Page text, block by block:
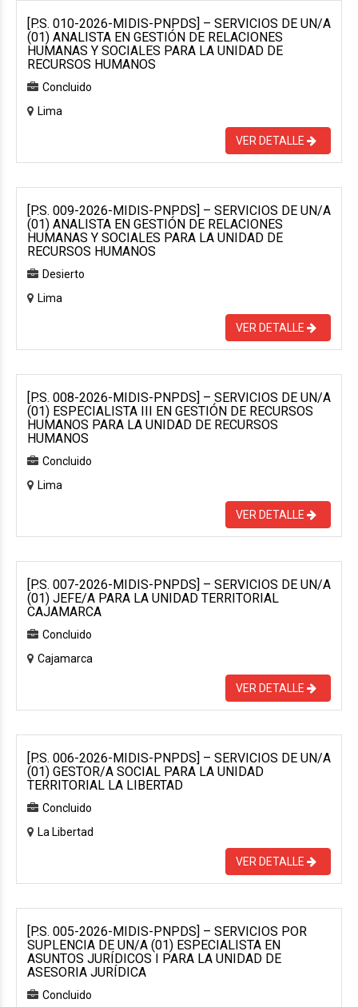
[P.S. 010-2026-MIDIS-PNPDS] – SERVICIOS DE UN/A
(01) ANALISTA EN GESTIÓN DE RELACIONES
HUMANAS Y SOCIALES PARA LA UNIDAD DE
RECURSOS HUMANOS
Concluido
Lima
VER DETALLE
[P.S. 009-2026-MIDIS-PNPDS] – SERVICIOS DE UN/A
(01) ANALISTA EN GESTIÓN DE RELACIONES
HUMANAS Y SOCIALES PARA LA UNIDAD DE
RECURSOS HUMANOS
Desierto
Lima
VER DETALLE
[P.S. 008-2026-MIDIS-PNPDS] – SERVICIOS DE UN/A
(01) ESPECIALISTA III EN GESTIÓN DE RECURSOS
HUMANOS PARA LA UNIDAD DE RECURSOS
HUMANOS
Concluido
Lima
VER DETALLE
[P.S. 007-2026-MIDIS-PNPDS] – SERVICIOS DE UN/A
(01) JEFE/A PARA LA UNIDAD TERRITORIAL
CAJAMARCA
Concluido
Cajamarca
VER DETALLE
[P.S. 006-2026-MIDIS-PNPDS] – SERVICIOS DE UN/A
(01) GESTOR/A SOCIAL PARA LA UNIDAD
TERRITORIAL LA LIBERTAD
Concluido
La Libertad
VER DETALLE
[P.S. 005-2026-MIDIS-PNPDS] – SERVICIOS POR
SUPLENCIA DE UN/A (01) ESPECIALISTA EN
ASUNTOS JURÍDICOS I PARA LA UNIDAD DE
ASESORIA JURÍDICA
Concluido